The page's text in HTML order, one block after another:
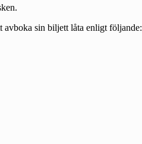
avboka sin biljett låta enligt följande: